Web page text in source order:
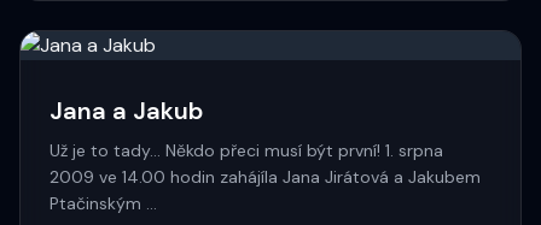
Jana a Jakub
Už je to tady... Někdo přeci musí být první! 1. srpna
2009 ve 14.00 hodin zahájíla Jana Jirátová a Jakubem
Ptačinským …